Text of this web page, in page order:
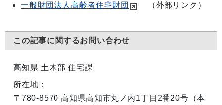
一般財団法人高齢者住宅財団
（外部リンク）
この記事に関するお問い合わせ
高知県 土木部 住宅課
所在地：
〒780-8570 高知県高知市丸ノ内1丁目2番20号（本